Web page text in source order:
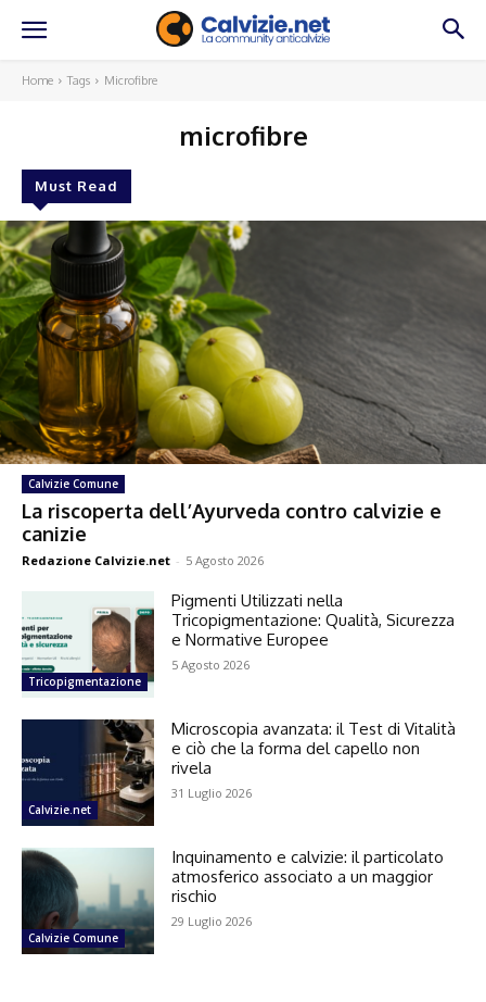
Home Tags Microfibre
microfibre
Must Read
Calvizie Comune
La riscoperta dell’Ayurveda contro calvizie e
canizie
Redazione Calvizie.net - 5 Agosto 2026
Tricopigmentazione
Pigmenti Utilizzati nella
Tricopigmentazione: Qualità, Sicurezza
e Normative Europee
5 Agosto 2026
Calvizie.net
Microscopia avanzata: il Test di Vitalità
e ciò che la forma del capello non
rivela
31 Luglio 2026
Calvizie Comune
Inquinamento e calvizie: il particolato
atmosferico associato a un maggior
rischio
29 Luglio 2026